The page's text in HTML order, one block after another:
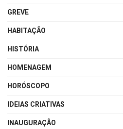
GREVE
HABITAÇÃO
HISTÓRIA
HOMENAGEM
HORÓSCOPO
IDEIAS CRIATIVAS
INAUGURAÇÃO